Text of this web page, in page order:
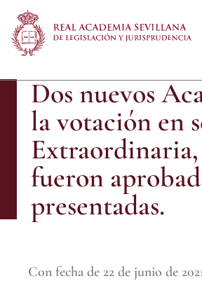
Dos nuevos
la votación en
Extraordinaria,
fueron
presentadas.
Con fecha de 22 de junio de